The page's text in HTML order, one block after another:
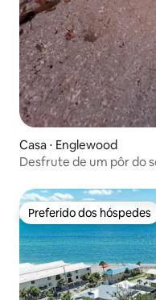
Casa ⋅ Englewood
Desfrute de um pôr do
Preferido dos hóspedes
Preferido dos hóspedes